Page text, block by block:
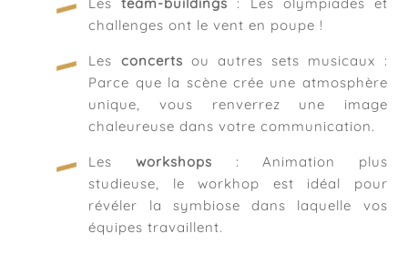
challenges ont le vent en poupe !
Les concerts ou autres sets musicaux :
Parce que la scène crée une atmosphère
unique, vous renverrez une image
chaleureuse dans votre communication.
Les workshops : Animation plus
studieuse, le workhop est idéal pour
révéler la symbiose dans laquelle vos
équipes travaillent.